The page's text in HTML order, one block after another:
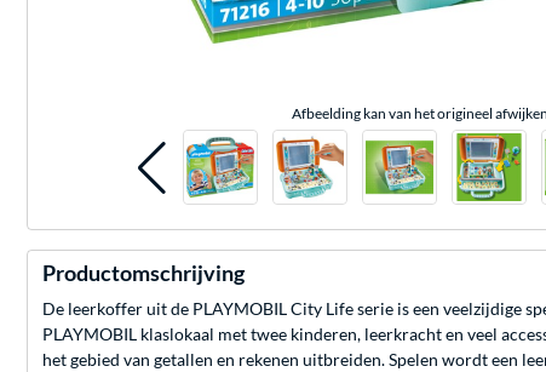
Afbeelding kan van het origineel
Productomschrijving
De leerkoffer uit de PLAYMOBIL City Life serie is een veelzijdige
PLAYMOBIL klaslokaal met twee kinderen, leerkracht en veel
het gebied van getallen en rekenen uitbreiden. Spelen wordt een